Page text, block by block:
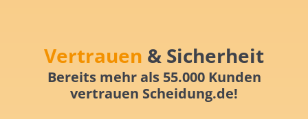
Vertrauen & Sicherheit
Bereits mehr als 55.000 Kunden
vertrauen Scheidung.de!